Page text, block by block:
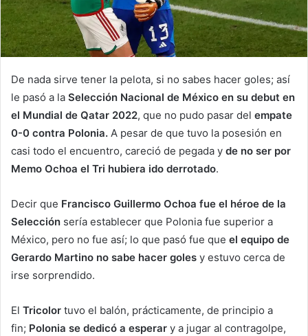
De nada sirve tener la pelota, si no sabes hacer goles; así
le pasó a la Selección Nacional de México en su debut en
el Mundial de Qatar 2022, que no pudo pasar del empate
0-0 contra Polonia. A pesar de que tuvo la posesión en
casi todo el encuentro, careció de pegada y de no ser por
Memo Ochoa el Tri hubiera ido derrotado.
Decir que Francisco Guillermo Ochoa fue el héroe de la
Selección sería establecer que Polonia fue superior a
México, pero no fue así; lo que pasó fue que el equipo de
Gerardo Martino no sabe hacer goles y estuvo cerca de
irse sorprendido.
El Tricolor tuvo el balón, prácticamente, de principio a
fin; Polonia se dedicó a esperar y a jugar al contragolpe,